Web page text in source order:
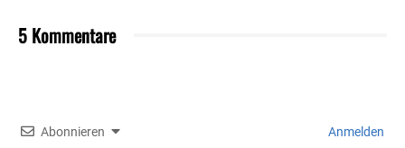
5 Kommentare
Abonnieren Anmelden